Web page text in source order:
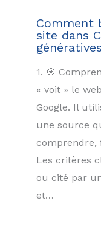
Comment
site dans
1. 🎯
« voit » le
Google. Il
une source
comprendre,
Les critères
ou cité par
et…